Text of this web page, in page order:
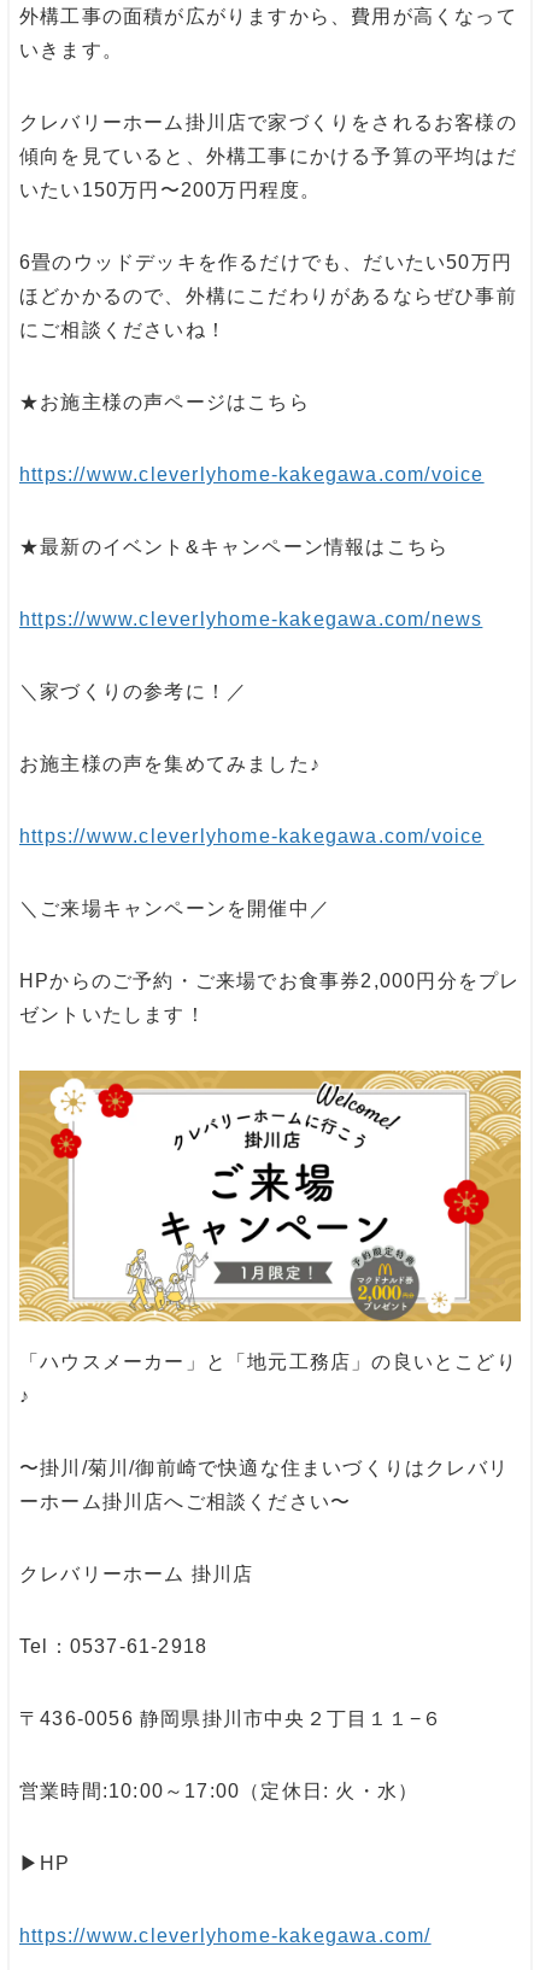
外構工事の面積が広がりますから、費用が高くなって
いきます。
クレバリーホーム掛川店で家づくりをされるお客様の
傾向を見ていると、外構工事にかける予算の平均はだ
いたい150万円〜200万円程度。
6畳のウッドデッキを作るだけでも、だいたい50万円
ほどかかるので、外構にこだわりがあるならぜひ事前
にご相談くださいね！
★お施主様の声ページはこちら
https://www.cleverlyhome-kakegawa.com/voice
★最新のイベント&キャンペーン情報はこちら
https://www.cleverlyhome-kakegawa.com/news
＼家づくりの参考に！／
お施主様の声を集めてみました♪
https://www.cleverlyhome-kakegawa.com/voice
＼ご来場キャンペーンを開催中／
HPからのご予約・ご来場でお食事券2,000円分をプレ
ゼントいたします！
「ハウスメーカー」と「地元工務店」の良いとこどり
♪
〜掛川/菊川/御前崎で快適な住まいづくりはクレバリ
ーホーム掛川店へご相談ください〜
クレバリーホーム 掛川店
Tel：0537-61-2918
〒436-0056 静岡県掛川市中央２丁目１１−６
営業時間:10:00～17:00（定休日: 火・水）
▶︎HP
https://www.cleverlyhome-kakegawa.com/